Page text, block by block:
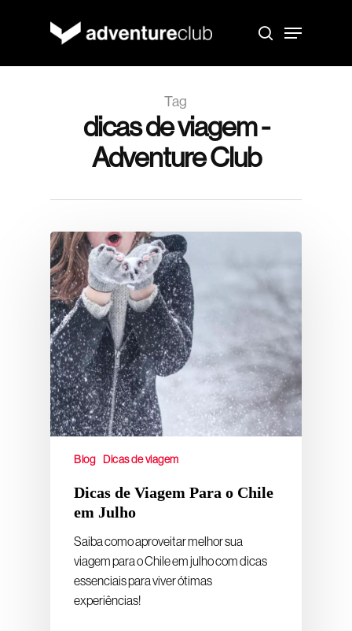
search
Menu
Tag
dicas de viagem -
Adventure Club
Blog Dicas de viagem
Dicas de Viagem Para o Chile
em Julho
Saiba como aproveitar melhor sua
viagem para o Chile em julho com dicas
essenciais para viver ótimas
experiências!